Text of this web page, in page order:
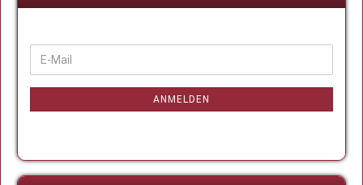
WEITER
ZUR
NEWSLETTER-
E-
Mail
ANMELDEN